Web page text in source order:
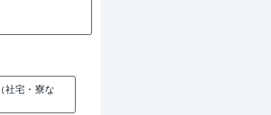
社宅・寮な